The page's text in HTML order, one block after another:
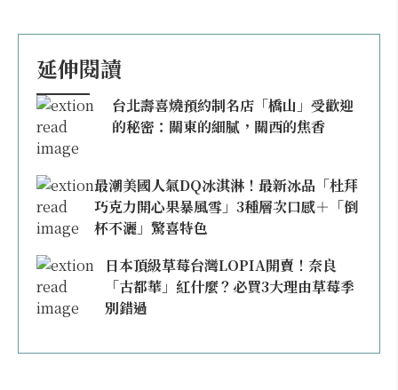
延伸閱讀
台北壽喜燒預約制名店「橋山」受歡迎
的秘密：關東的細膩，關西的焦香
最潮美國人氣DQ冰淇淋！最新冰品「杜拜
巧克力開心果暴風雪」3種層次口感＋「倒
杯不灑」驚喜特色
日本頂級草莓台灣LOPIA開賣！奈良
「古都華」紅什麼？必買3大理由草莓季
別錯過